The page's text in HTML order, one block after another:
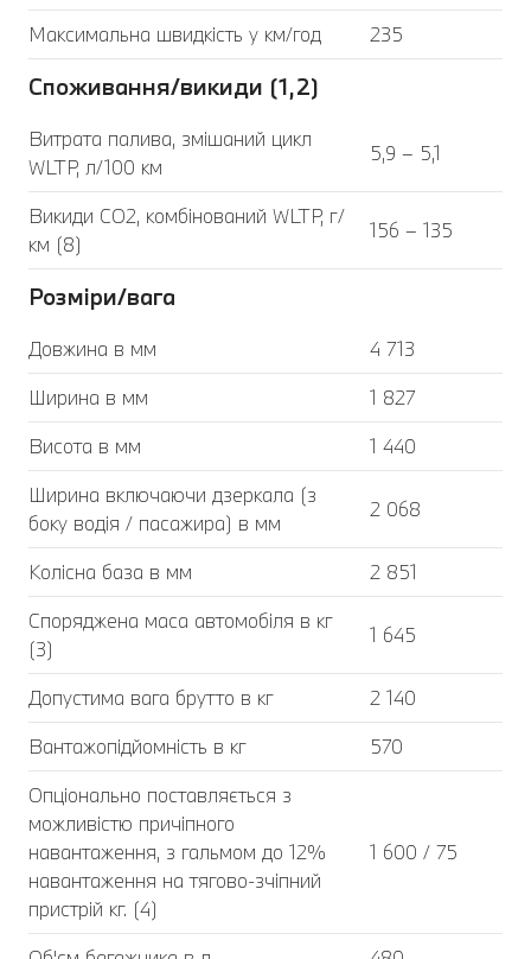
Максимальна швидкість у км/год
235
Споживання/викиди (1,2)
Витрата палива, змішаний цикл
WLTP, л/100 км
5,9 – 5,1
Викиди CO2, комбінований WLTP, г/
км (8)
156 – 135
Розміри/вага
Довжина в мм
4 713
Ширина в мм
1 827
Висота в мм
1 440
Ширина включаючи дзеркала (з
боку водія / пасажира) в мм
2 068
Колісна база в мм
2 851
Споряджена маса автомобіля в кг
(3)
1 645
Допустима вага брутто в кг
2 140
Вантажопідйомність в кг
570
Опціонально поставляється з
можливістю причіпного
навантаження, з гальмом до 12%
навантаження на тягово-зчіпний
пристрій кг. (4)
1 600 / 75